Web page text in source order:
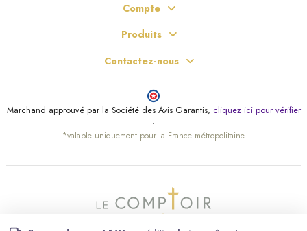
(43 avis)
Compte
Produits
Contactez-nous
Marchand approuvé par la Société des Avis Garantis, cliquez ici pour vérifier
.
*valable uniquement pour la France métropolitaine